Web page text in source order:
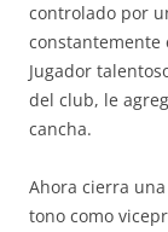
controlado por
constantemente
Jugador
del club, le
cancha.
Ahora cierra
tono como